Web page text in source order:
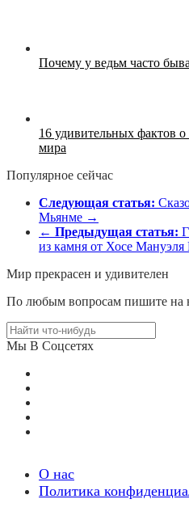
Почему у ведьм часто
16 удивительных фактов
мира
Популярное сейчас
Следующая статья:
Мьянме →
← Предыдущая статья:
из камня от Хосе Мануэля
Мир прекрасен и удивителен
По любым вопросам пишите на
Мы В Соцсетях
О нас
Политика